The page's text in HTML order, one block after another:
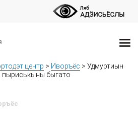
центр > Иворъёс > Удмуртиын
пыриськыны быгато